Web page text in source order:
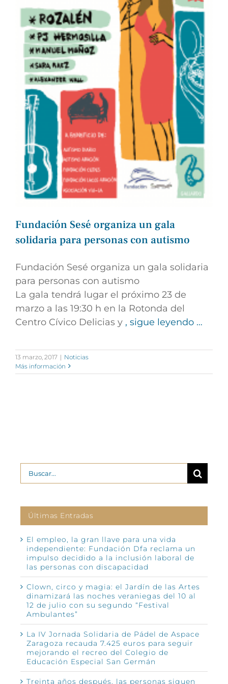
Fundación Sesé organiza un gala
solidaria para personas con autismo
Fundación Sesé organiza un gala solidaria
para personas con autismo
La gala tendrá lugar el próximo 23 de
marzo a las 19:30 h en la Rotonda del
Centro Cívico Delicias y , sigue leyendo …
13 marzo, 2017 | Noticias
Más información
Buscar:
Últimas Entradas
El empleo, la gran llave para una vida
independiente: Fundación Dfa reclama un
impulso decidido a la inclusión laboral de
las personas con discapacidad
Clown, circo y magia: el Jardín de las Artes
dinamizará las noches veraniegas del 10 al
12 de julio con su segundo “Festival
Ambulantes”
La IV Jornada Solidaria de Pádel de Aspace
Zaragoza recauda 7.425 euros para seguir
mejorando el recreo del Colegio de
Educación Especial San Germán
Treinta años después, las personas siguen